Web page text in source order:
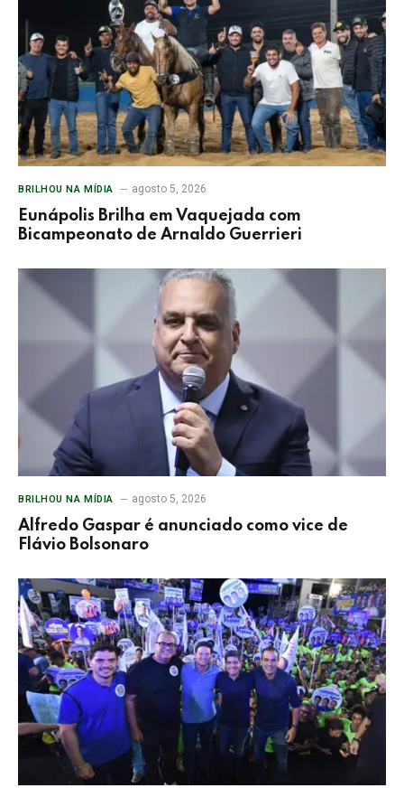
BRILHOU NA MÍDIA agosto 5, 2026
Eunápolis Brilha em Vaquejada com
Bicampeonato de Arnaldo Guerrieri
BRILHOU NA MÍDIA agosto 5, 2026
Alfredo Gaspar é anunciado como vice de
Flávio Bolsonaro